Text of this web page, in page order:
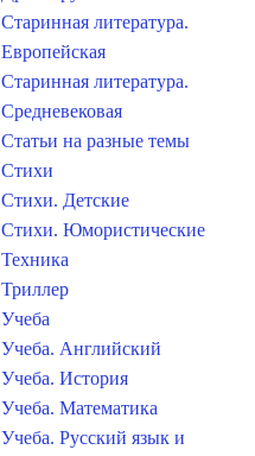
Старинная литература.
Европейская
Старинная литература.
Средневековая
Статьи на разные темы
Стихи
Стихи. Детские
Стихи. Юмористические
Техника
Триллер
Учеба
Учеба. Английский
Учеба. История
Учеба. Математика
Учеба. Русский язык и